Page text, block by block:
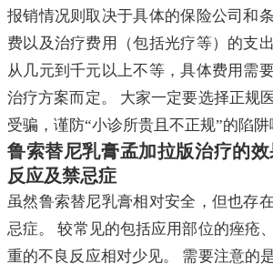
报销情况则取决于具体的保险公司和
费以及治疗费用（包括光疗等）的支
从几元到千元以上不等，具体费用需
治疗方案而定。 大家一定要选择正规
受骗，谨防“小诊所贵且不正规”的陷阱
鲁索替尼乳膏孟加拉版治疗的
反应及禁忌症
虽然鲁索替尼乳膏相对安全，但也存
忌症。 较常见的包括应用部位的痤疮
重的不良反应相对少见。 需要注意的